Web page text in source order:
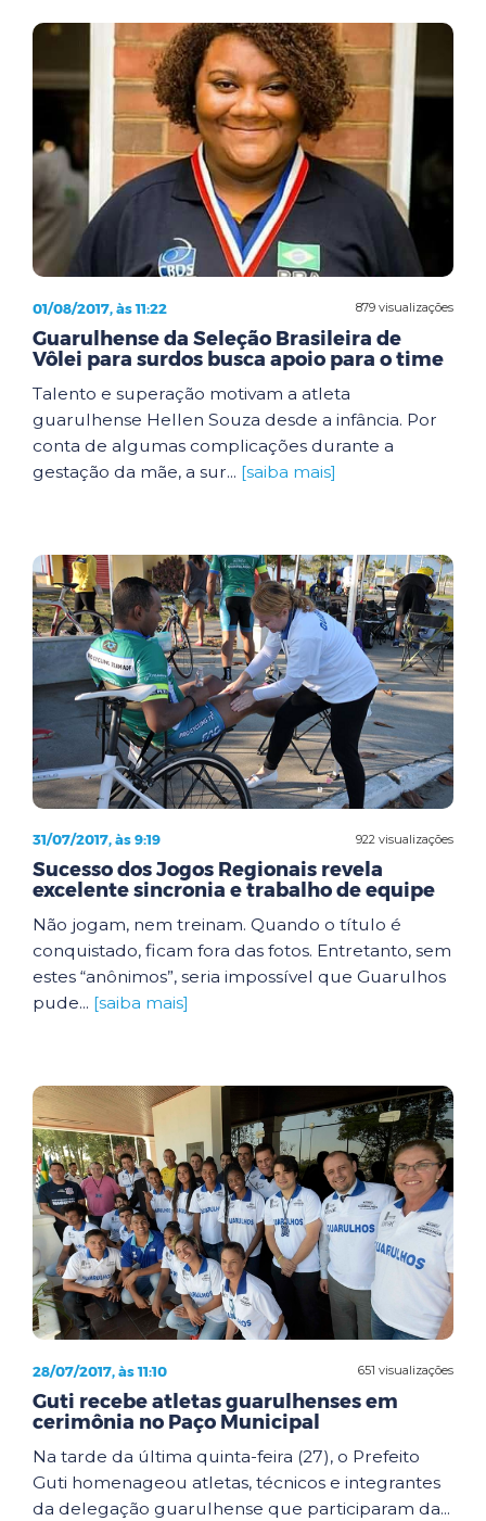
879 visualizações
01/08/2017, às 11:22
Guarulhense da Seleção Brasileira de
Vôlei para surdos busca apoio para o time
Talento e superação motivam a atleta
guarulhense Hellen Souza desde a infância. Por
conta de algumas complicações durante a
gestação da mãe, a sur... [saiba mais]
922 visualizações
31/07/2017, às 9:19
Sucesso dos Jogos Regionais revela
excelente sincronia e trabalho de equipe
Não jogam, nem treinam. Quando o título é
conquistado, ficam fora das fotos. Entretanto, sem
estes “anônimos”, seria impossível que Guarulhos
pude... [saiba mais]
651 visualizações
28/07/2017, às 11:10
Guti recebe atletas guarulhenses em
cerimônia no Paço Municipal
Na tarde da última quinta-feira (27), o Prefeito
Guti homenageou atletas, técnicos e integrantes
da delegação guarulhense que participaram da...